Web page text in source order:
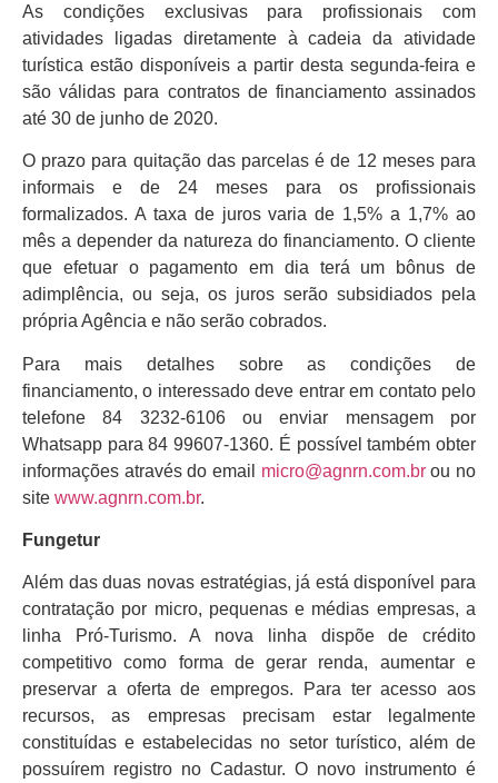
As condições exclusivas para profissionais com
atividades ligadas diretamente à cadeia da atividade
turística estão disponíveis a partir desta segunda-feira e
são válidas para contratos de financiamento assinados
até 30 de junho de 2020.
O prazo para quitação das parcelas é de 12 meses para
informais e de 24 meses para os profissionais
formalizados. A taxa de juros varia de 1,5% a 1,7% ao
mês a depender da natureza do financiamento. O cliente
que efetuar o pagamento em dia terá um bônus de
adimplência, ou seja, os juros serão subsidiados pela
própria Agência e não serão cobrados.
Para mais detalhes sobre as condições de
financiamento, o interessado deve entrar em contato pelo
telefone 84 3232-6106 ou enviar mensagem por
Whatsapp para 84 99607-1360. É possível também obter
informações através do email micro@agnrn.com.brou no
site www.agnrn.com.br.
Fungetur
Além das duas novas estratégias, já está disponível para
contratação por micro, pequenas e médias empresas, a
linha Pró-Turismo. A nova linha dispõe de crédito
competitivo como forma de gerar renda, aumentar e
preservar a oferta de empregos. Para ter acesso aos
recursos, as empresas precisam estar legalmente
constituídas e estabelecidas no setor turístico, além de
possuírem registro no Cadastur. O novo instrumento é